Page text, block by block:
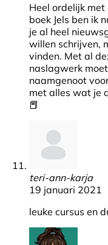
Heel ordelijk
boek Jels ben ik
je al heel
willen schrijven,
vinden. Met al
naslagwerk
naamgenoot
met alles wat je
📕
teri-ann-karja
19 januari 2021
leuke cursus en